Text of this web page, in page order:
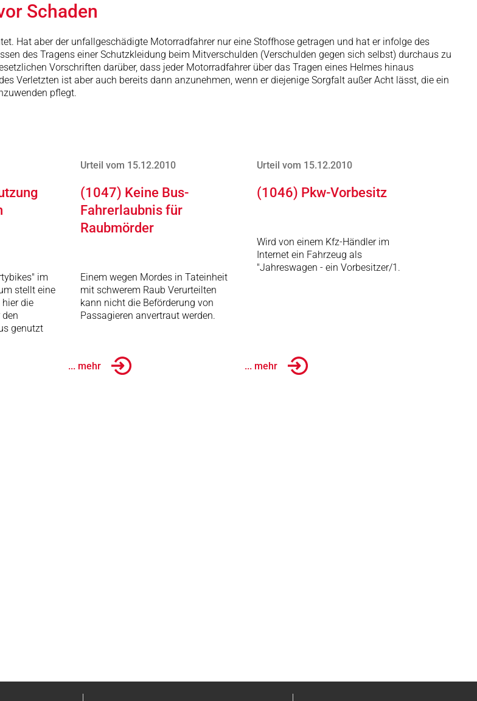
Schaden
Hat aber der unfallgeschädigte Motorradfahrer nur eine Stoffhose getragen und hat er infolge des
des Tragens einer Schutzkleidung beim Mitverschulden (Verschulden gegen sich selbst) durchaus zu
Vorschriften darüber, dass jeder Motorradfahrer über das Tragen eines Helmes hinaus
Verletzten ist aber auch bereits dann anzunehmen, wenn er diejenige Sorgfalt außer Acht lässt, die ein
pflegt.
im
stellt eine
hier die
genutzt
Urteil vom 15.12.2010
(1047) Keine Bus-
Fahrerlaubnis für
Raubmörder
Einem wegen Mordes in Tateinheit
mit schwerem Raub Verurteilten
kann nicht die Beförderung von
Passagieren anvertraut werden.
... mehr
Urteil vom 15.12.2010
(1046) Pkw-Vorbesitz
Wird von einem Kfz-Händler im
Internet ein Fahrzeug als
"Jahreswagen - ein Vorbesitzer/1.
... mehr